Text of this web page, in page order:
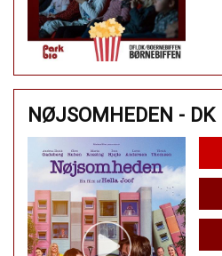
NØJSOMHEDEN - DK